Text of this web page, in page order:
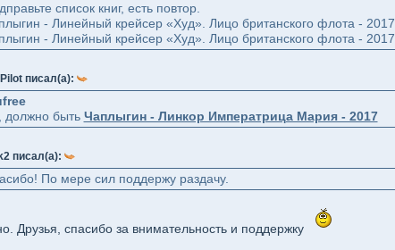
список книг, есть повтор.
- Линейный крейсер «Худ». Лицо британского флота - 2017
- Линейный крейсер «Худ». Лицо британского флота - 2017
писал(а):
должно быть Чаплыгин - Линкор Императрица Мария - 2017
писал(а):
По мере сил поддержу раздачу.
Друзья, спасибо за внимательность и поддержку